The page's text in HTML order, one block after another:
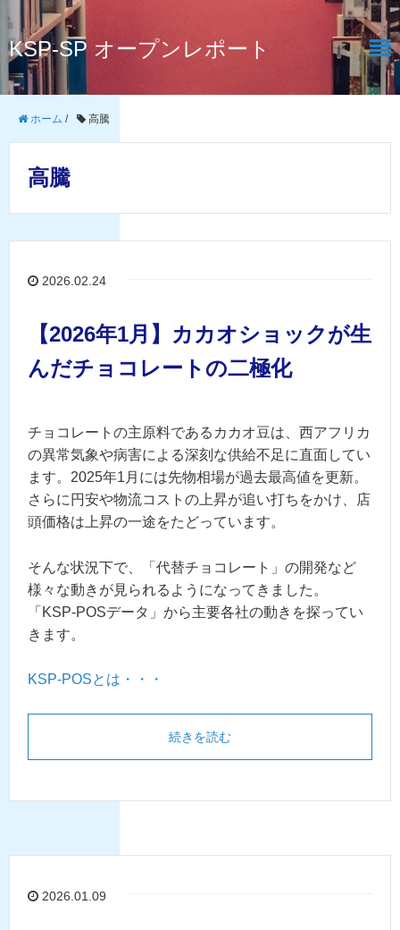
KSP-SP オープンレポート
ホーム / 高騰
高騰
2026.02.24
【2026年1月】カカオショックが生
んだチョコレートの二極化
チョコレートの主原料であるカカオ豆は、西アフリカ
の異常気象や病害による深刻な供給不足に直面してい
ます。2025年1月には先物相場が過去最高値を更新。
さらに円安や物流コストの上昇が追い打ちをかけ、店
頭価格は上昇の一途をたどっています。
そんな状況下で、「代替チョコレート」の開発など
様々な動きが見られるようになってきました。
「KSP-POSデータ」から主要各社の動きを探ってい
きます。
KSP-POSとは・・・
続きを読む
2026.01.09